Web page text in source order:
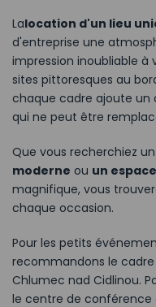
Lalocation d'un lieu
d'entreprise une
impression inoubliable à
sites pittoresques au
chaque cadre ajoute
qui ne peut être
Que vous recherchiez un
moderne ou un
magnifique, vous
chaque occasion.
Pour les petits
recommandons le
Chlumec nad Cidlinou.
le centre de conférence